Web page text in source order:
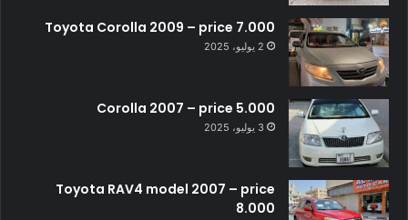
Toyota Corolla 2009 – price 7.000
2 يوليو، 2025
Corolla 2007 – price 5.000
3 يوليو، 2025
Toyota RAV4 model 2007 – price
8.000